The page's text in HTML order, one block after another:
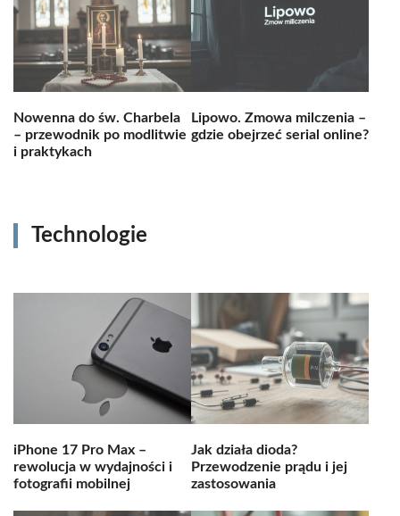
Nowenna do św. Charbela
– przewodnik po modlitwie
i praktykach
Lipowo. Zmowa milczenia –
gdzie obejrzeć serial online?
Technologie
iPhone 17 Pro Max –
rewolucja w wydajności i
fotografii mobilnej
Jak działa dioda?
Przewodzenie prądu i jej
zastosowania